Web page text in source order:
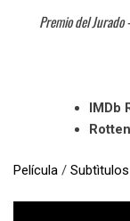
Premio del Jurado
IMDb
Película / Subtìtulos